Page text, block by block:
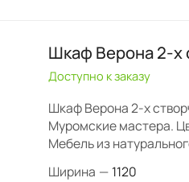
Шкаф Верона 2-х
Доступно к заказу
Шкаф Верона 2-х
Муромские мастера.
Мебель из
Ширина — 1120